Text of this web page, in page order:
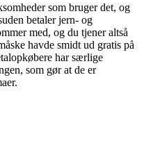
som bruger det, og
betaler jern- og
med, og du tjener altså
havde smidt ud gratis på
har særlige
som gør at de er